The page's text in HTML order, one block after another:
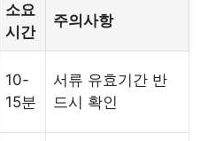
소요
시간
주의사항
10-
15분
서류 유효기간 반
드시 확인